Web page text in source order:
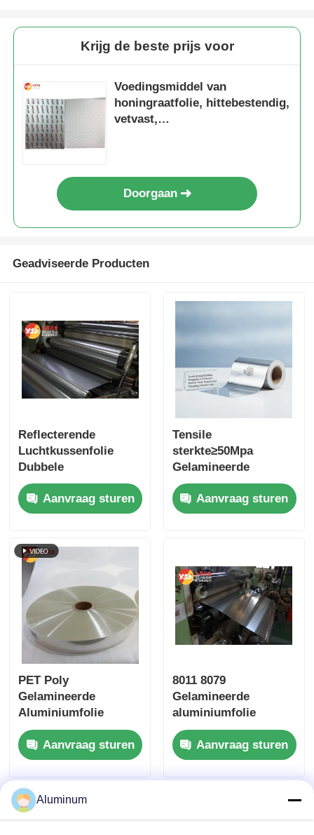
Krijg de beste prijs voor
Voedingsmiddel van
honingraatfolie, hittebestendig,
vetvast,
Doorgaan
Geadviseerde Producten
Reflecterende
Luchtkussenfolie
Dubbele
Luchtkussenfolie
Gelamineerde
Aluminiumfolie
Versterkte
Thermische Isolatie
Luchtkussenfolie
Folie voor Bouw
Energiebesparing
Aanvraag sturen
Tensile
sterkte≥50Mpa
Gelamineerde
aluminiumfolie met
verlenging 5-15
procent Ideaal voor
verpakkingen en
industrieel gebruik
Aanvraag sturen
PET Poly
Gelamineerde
Aluminiumfolie
100mm Dikte
Polyester
Luchtkanalenfolie
Aanvraag sturen
8011 8079
Gelamineerde
aluminiumfolie
Punctiebestendige
Hoge barrière Voor
farmaceutische
producten Blister
Aanvraag sturen
Aluminum